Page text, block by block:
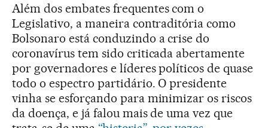
Além dos embates frequentes com o
Legislativo, a maneira contraditória como
Bolsonaro está conduzindo a crise do
coronavírus tem sido criticada abertamente
por governadores e líderes políticos de quase
todo o espectro partidário. O presidente
vinha se esforçando para minimizar os riscos
da doença, e já falou mais de uma vez que